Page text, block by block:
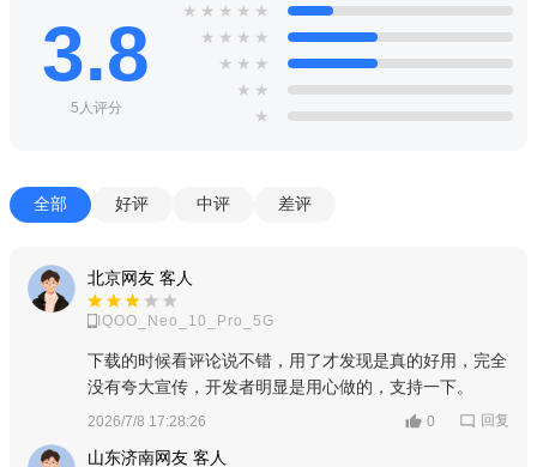
进入设置界面后，找到Advance(高级)模块;
3.8
5人评分
★ ★ ★ ★ ★
★ ★ ★ ★
★ ★ ★
★ ★
★
全部 好评 中评 差评
北京网友 客人
IQOO_Neo_10_Pro_5G
下载的时候看评论说不错，用了才发现是真的好用，完全
没有夸大宣传，开发者明显是用心做的，支持一下。
2026/7/8 17:28:26 0 回复
山东济南网友 客人